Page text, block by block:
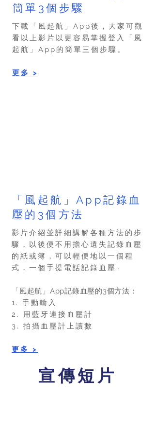
簡單3個步驟
下載「風起航」App後，大家可觀
看以上影片以更容易掌握登入「風
起航」App的簡單三個步驟。
​​更多 >
「風起航」App記錄血
壓的3個方法
影片介紹並詳細講解各種方法的步
驟，以後便不用擔心遺失記錄血壓
的紙或簿，可以輕便地以一個程
式，一個手提電話記錄血壓~
「風起航」App記錄血壓的3個方法：
1. 手動輸入
2. 用藍牙連接血壓計
3. 拍攝血壓計上讀數
更多 >
宣傳短片